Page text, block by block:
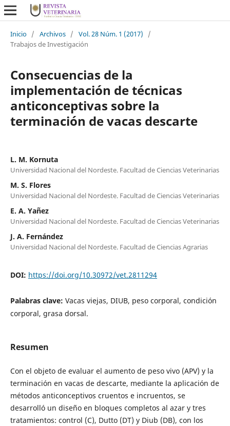
Inicio / Archivos / Vol. 28 Núm. 1 (2017)
/
Trabajos de Investigación
Consecuencias de la
implementación de técnicas
anticonceptivas sobre la
terminación de vacas descarte
L. M. Kornuta
Universidad Nacional del Nordeste. Facultad de Ciencias Veterinarias
M. S. Flores
Universidad Nacional del Nordeste. Facultad de Ciencias Veterinarias
E. A. Yañez
Universidad Nacional del Nordeste. Facultad de Ciencias Veterinarias
J. A. Fernández
Universidad Nacional del Nordeste. Facultad de Ciencias Agrarias
DOI: https://doi.org/10.30972/vet.2811294
Palabras clave: Vacas viejas, DIUB, peso corporal, condición
corporal, grasa dorsal.
Resumen
Con el objeto de evaluar el aumento de peso vivo (APV) y la
terminación en vacas de descarte, mediante la aplicación de
métodos anticonceptivos cruentos e incruentos, se
desarrolló un diseño en bloques completos al azar y tres
tratamientos: control (C), Dutto (DT) y Diub (DB), con los